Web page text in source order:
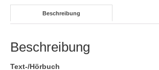
+
Menge
Beschreibung
Beschreibung
Text-/Hörbuch